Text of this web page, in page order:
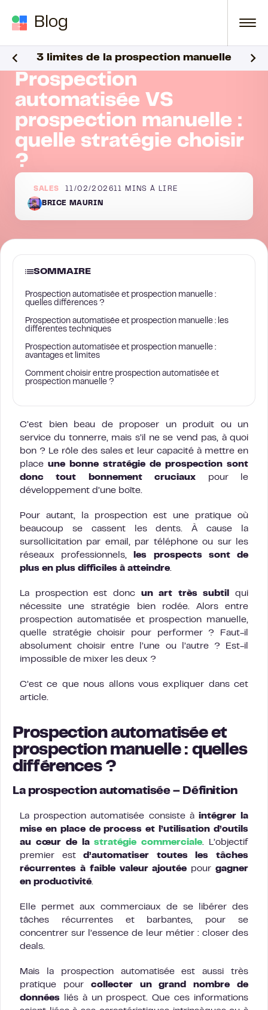
Blog
Prospection
automatisée VS
prospection manuelle :
quelle stratégie choisir
?
SALES 11/02/202611 MINS À LIRE
BRICE MAURIN
SOMMAIRE
Prospection automatisée et prospection manuelle :
quelles différences ?
Prospection automatisée et prospection manuelle : les
différentes techniques
Prospection automatisée et prospection manuelle :
avantages et limites
Comment choisir entre prospection automatisée et
prospection manuelle ?
C’est bien beau de proposer un produit ou un
service du tonnerre, mais s’il ne se vend pas, à quoi
bon ? Le rôle des sales et leur capacité à mettre en
place une bonne stratégie de prospection sont
donc tout bonnement cruciaux pour le
développement d’une boîte.
Pour autant, la prospection est une pratique où
beaucoup se cassent les dents. À cause la
sursollicitation par email, par téléphone ou sur les
réseaux professionnels, les prospects sont de
plus en plus difficiles à atteindre.
La prospection est donc un art très subtil
qui
nécessite une stratégie bien rodée. Alors entre
prospection automatisée et prospection manuelle,
quelle stratégie choisir pour performer ? Faut-il
absolument choisir entre l’une ou l’autre ? Est-il
impossible de mixer les deux ?
C’est ce que nous allons vous expliquer dans cet
article.
Prospection automatisée et
prospection manuelle : quelles
différences ?
La prospection automatisée – Définition
La prospection automatisée consiste à intégrer la
mise en place de process et l’utilisation d’outils
au cœur de lastratégie commerciale. L’objectif
premier estd’automatiser toutes les tâches
récurrentes à faible valeur ajoutée pourgagner
en productivité.
Elle permet aux commerciaux de se libérer des
tâches récurrentes et barbantes, pour se
concentrer sur l’essence de leur métier : closer des
deals.
Mais la prospection automatisée est aussi très
pratique pour collecter un grand nombre de
données liés à un prospect. Que ces informations
3 limites de la prospection manuelle